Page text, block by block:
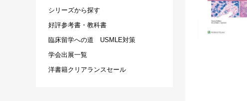
シリーズから探す
好評参考書・教科書
臨床留学への道 USMLE対策
学会出展一覧
洋書籍クリアランスセール